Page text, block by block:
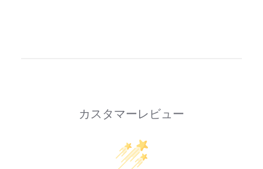
カスタマーレビュー